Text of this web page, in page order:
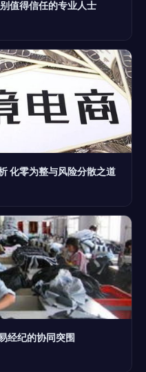
值得信任的专业人士
化零为整与风险分散之道
经纪的协同突围